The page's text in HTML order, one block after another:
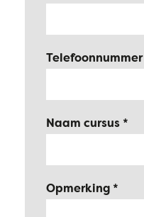
Telefoonnummer
Naam cursus
Opmerking